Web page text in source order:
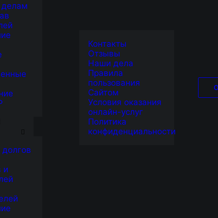
и
Контакты
Отзывы
Наши дела
Правила
пользования
Сайтом
Условия оказания
онлайн-услуг
Политика
конфиденциальности